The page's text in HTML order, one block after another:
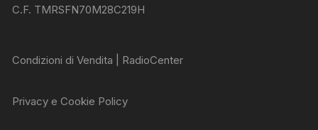
C.F. TMRSFN70M28C219H
Condizioni di Vendita | RadioCenter
Privacy e Cookie Policy